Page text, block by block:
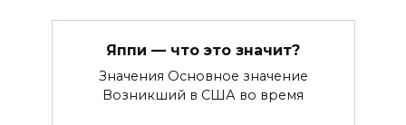
Яппи — что это значит?
Значения Основное значение
Возникший в США во время